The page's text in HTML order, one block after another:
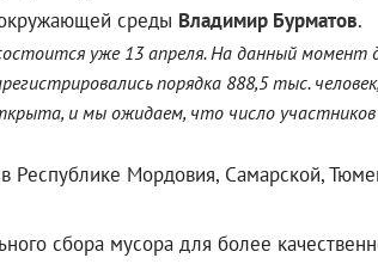
среды Владимир Бурматов.
уже 13 апреля. На данный момент
порядка 888,5 тыс.
и мы ожидаем, что число
Мордовия, Самарской,
сбора мусора для более